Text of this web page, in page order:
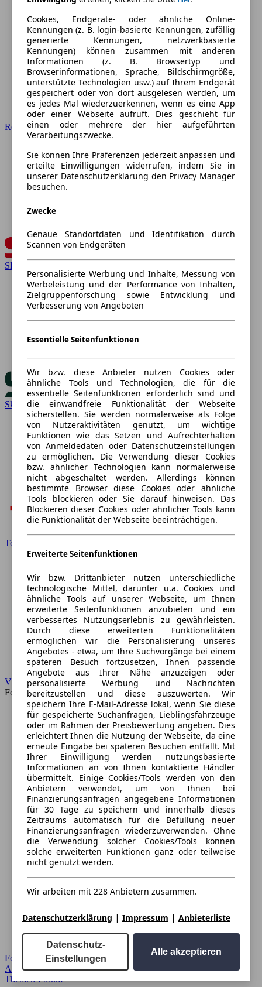
Renault
SEAT
Skoda
Toyota
VW
Forum
Forum Startseite
Alle Auto-Foren
Themen-Forum
Cookies, Endgeräte- oder ähnliche Online-
Kennungen (z. B. login-basierte Kennungen, zufällig
generierte Kennungen, netzwerkbasierte
Kennungen) können zusammen mit anderen
Informationen (z. B. Browsertyp und
Browserinformationen, Sprache, Bildschirmgröße,
unterstützte Technologien usw.) auf Ihrem Endgerät
gespeichert oder von dort ausgelesen werden, um
es jedes Mal wiederzuerkennen, wenn es eine App
oder einer Webseite aufruft. Dies geschieht für
einen oder mehrere der hier aufgeführten
Verarbeitungszwecke.
Sie können Ihre Präferenzen jederzeit anpassen und
erteilte Einwilligungen widerrufen, indem Sie in
unserer Datenschutzerklärung den Privacy Manager
besuchen.
Zwecke
Genaue Standortdaten und Identifikation durch
Scannen von Endgeräten
Personalisierte Werbung und Inhalte, Messung von
Werbeleistung und der Performance von Inhalten,
Zielgruppenforschung sowie Entwicklung und
Verbesserung von Angeboten
Essentielle Seitenfunktionen
Wir bzw. diese Anbieter nutzen Cookies oder
ähnliche Tools und Technologien, die für die
essentielle Seitenfunktionen erforderlich sind und
die einwandfreie Funktionalität der Webseite
sicherstellen. Sie werden normalerweise als Folge
von Nutzeraktivitäten genutzt, um wichtige
Funktionen wie das Setzen und Aufrechterhalten
von Anmeldedaten oder Datenschutzeinstellungen
zu ermöglichen. Die Verwendung dieser Cookies
bzw. ähnlicher Technologien kann normalerweise
nicht abgeschaltet werden. Allerdings können
bestimmte Browser diese Cookies oder ähnliche
Tools blockieren oder Sie darauf hinweisen. Das
Blockieren dieser Cookies oder ähnlicher Tools kann
die Funktionalität der Webseite beeinträchtigen.
Erweiterte Seitenfunktionen
Wir bzw. Drittanbieter nutzen unterschiedliche
technologische Mittel, darunter u.a. Cookies und
ähnliche Tools auf unserer Webseite, um Ihnen
erweiterte Seitenfunktionen anzubieten und ein
verbessertes Nutzungserlebnis zu gewährleisten.
Durch diese erweiterten Funktionalitäten
ermöglichen wir die Personalisierung unseres
Angebotes - etwa, um Ihre Suchvorgänge bei einem
späteren Besuch fortzusetzen, Ihnen passende
Angebote aus Ihrer Nähe anzuzeigen oder
personalisierte Werbung und Nachrichten
bereitzustellen und diese auszuwerten. Wir
speichern Ihre E-Mail-Adresse lokal, wenn Sie diese
für gespeicherte Suchanfragen, Lieblingsfahrzeuge
oder im Rahmen der Preisbewertung angeben. Dies
erleichtert Ihnen die Nutzung der Webseite, da eine
erneute Eingabe bei späteren Besuchen entfällt. Mit
Ihrer Einwilligung werden nutzungsbasierte
Informationen an von Ihnen kontaktierte Händler
übermittelt. Einige Cookies/Tools werden von den
Anbietern verwendet, um von Ihnen bei
Finanzierungsanfragen angegebene Informationen
für 30 Tage zu speichern und innerhalb dieses
Zeitraums automatisch für die Befüllung neuer
Finanzierungsanfragen wiederzuverwenden. Ohne
die Verwendung solcher Cookies/Tools können
solche erweiterten Funktionen ganz oder teilweise
nicht genutzt werden.
Wir arbeiten mit 228 Anbietern zusammen.
Datenschutzerklärung | Impressum | Anbieterliste
Datenschutz-
Einstellungen
Alle akzeptieren